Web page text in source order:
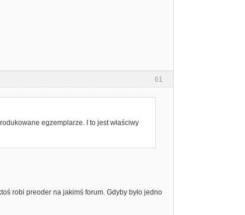
61
egzemplarze. I to jest właściwy
robi preoder na jakimś forum. Gdyby było jedno